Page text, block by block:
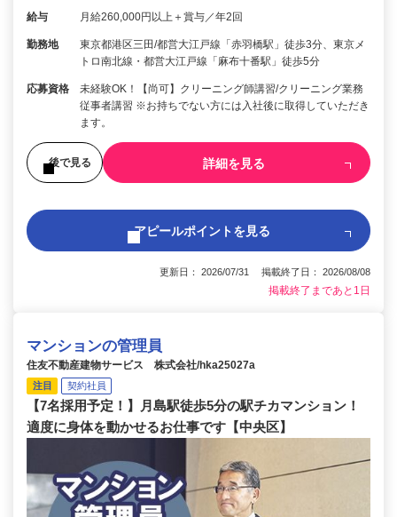
給与 月給260,000円以上＋賞与／年2回
勤務地
東京都港区三田/都営大江戸線「赤羽橋駅」徒歩3分、東京メ
トロ南北線・都営大江戸線「麻布十番駅」徒歩5分
応募資格
未経験OK！【尚可】クリーニング師講習/クリーニング業務
従事者講習 ※お持ちでない方には入社後に取得していただき
ます。
後で見る 詳細を見る
アピールポイントを見る
更新日： 2026/07/31 掲載終了日： 2026/08/08
掲載終了まであと1日
マンションの管理員
住友不動産建物サービス 株式会社/hka25027a
注目 契約社員
【7名採用予定！】月島駅徒歩5分の駅チカマンション！
適度に身体を動かせるお仕事です【中央区】